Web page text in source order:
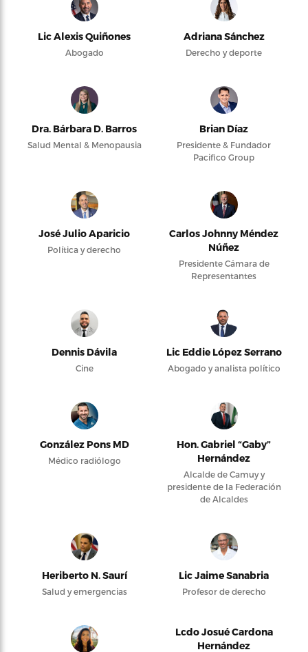
Lic Alexis Quiñones
Abogado
Adriana Sánchez
Derecho y deporte
Dra. Bárbara D. Barros
Salud Mental & Menopausia
Brian Díaz
Presidente & Fundador
Pacifico Group
José Julio Aparicio
Política y derecho
Carlos Johnny Méndez
Núñez
Presidente Cámara de
Representantes
Dennis Dávila
Cine
Lic Eddie López Serrano
Abogado y analista político
González Pons MD
Médico radiólogo
Hon. Gabriel “Gaby”
Hernández
Alcalde de Camuy y
presidente de la Federación
de Alcaldes
Heriberto N. Saurí
Salud y emergencias
Lic Jaime Sanabria
Profesor de derecho
Lcdo Josué Cardona
Hernández